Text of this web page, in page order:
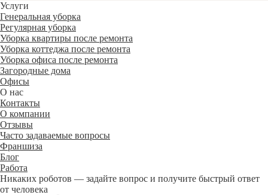
Услуги
Генеральная уборка
Регулярная уборка
Уборка квартиры после ремонта
Уборка коттеджа после ремонта
Уборка офиса после ремонта
Загородные дома
Офисы
О нас
Контакты
О компании
Отзывы
Часто задаваемые вопросы
Франшиза
Блог
Работа
Никаких роботов — задайте вопрос и получите быстрый ответ
от человека